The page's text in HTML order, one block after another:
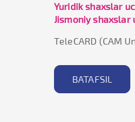
Yuridik shaxslar
Jismoniy
ТeleCARD (CAM
BATAFSIL